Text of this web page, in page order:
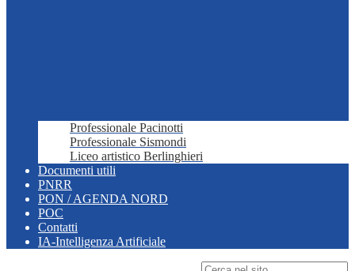
Professionale Pacinotti
Professionale Sismondi
Liceo artistico Berlinghieri
Documenti utili
PNRR
PON / AGENDA NORD
POC
Contatti
IA-Intelligenza Artificiale